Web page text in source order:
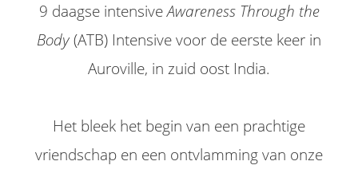
9 daagse intensiveAwareness Through the
Body(ATB) Intensive voor de eerste keer in
Auroville, in zuid oost India.
Het bleek het begin van een prachtige
vriendschap en een ontvlamming van onze